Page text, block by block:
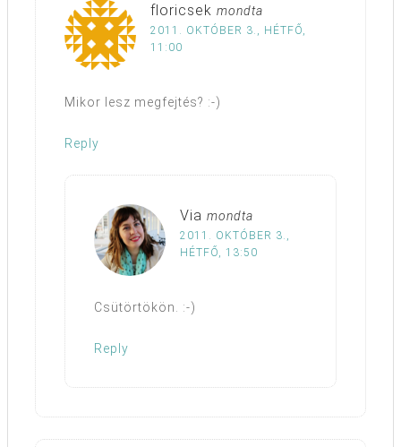
floricsek mondta
2011. OKTÓBER 3., HÉTFŐ,
11:00
Mikor lesz megfejtés? :-)
Reply
Via mondta
2011. OKTÓBER 3.,
HÉTFŐ, 13:50
Csütörtökön. :-)
Reply